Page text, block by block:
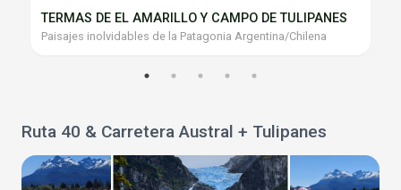
TERMAS DE EL AMARILLO Y CAMPO DE TULIPANES
Paisajes inolvidables de la Patagonia Argentina/Chilena
Ruta 40 & Carretera Austral + Tulipanes